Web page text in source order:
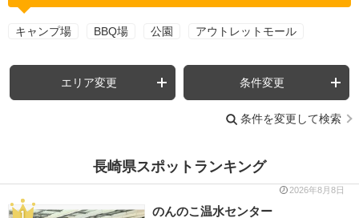
キャンプ場 BBQ場 公園 アウトレットモール
エリア変更 条件変更
条件を変更して検索
長崎県スポットランキング
2026年8月8日
のんのこ温水センター